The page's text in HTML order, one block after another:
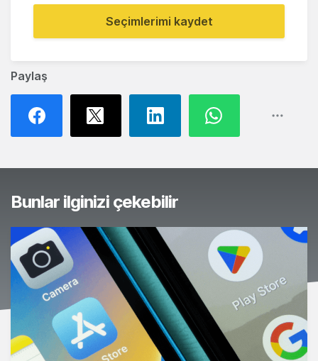
Paylaş
Seçimlerimi kaydet
Bunlar ilginizi çekebilir